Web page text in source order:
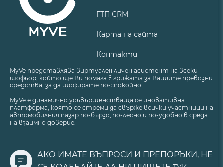
ГТП CRM
Карта на сайта
Контакти
MyVe представлява виртуален личен асистент на всеки
шофьор, който ще Ви помага в грижата за Вашите превозни
средства, за да шофирате по-спокойно.
MyVe е динамично усъвършенстваща се иновативна
платформа, която се стреми да свърже всички участници на
автомобилния пазар по-бързо, по-лесно и по-удобно в среда
на взаимно доверие.
АКО ИМАТЕ ВЪПРОСИ И ПРЕПОРЪКИ, НЕ